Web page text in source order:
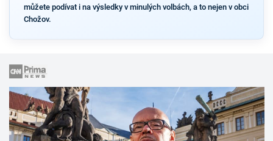
můžete podívat i na výsledky v minulých volbách, a to nejen v obci
Chožov.